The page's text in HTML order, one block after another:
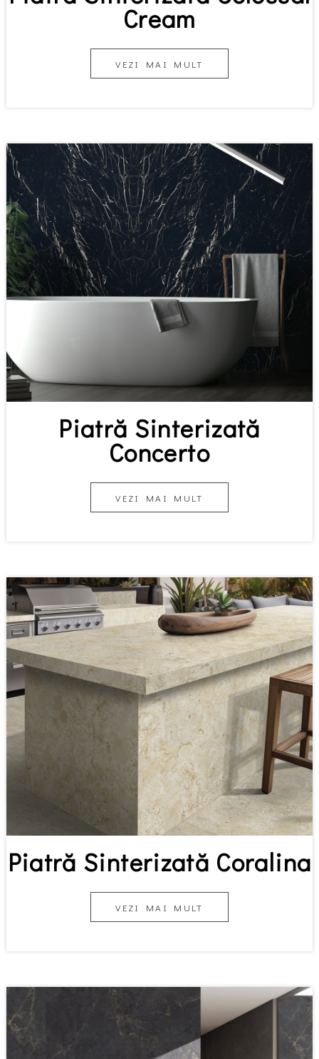
Cream
VEZI MAI MULT
Piatră Sinterizată
Concerto
VEZI MAI MULT
Piatră Sinterizată Coralina
VEZI MAI MULT